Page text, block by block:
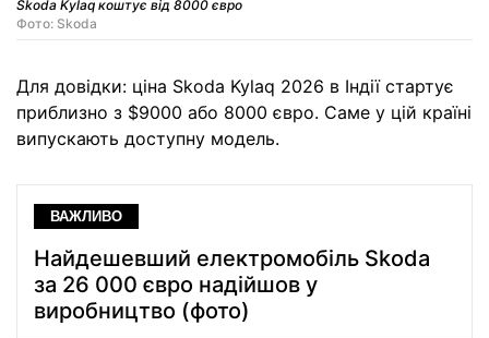
Skoda Kylaq коштує від 8000 євро
Фото: Skoda
Для довідки: ціна Skoda Kylaq 2026 в Індії стартує
приблизно з $9000 або 8000 євро. Саме у цій країні
випускають доступну модель.
ВАЖЛИВО
Найдешевший електромобіль Skoda
за 26 000 євро надійшов у
виробництво (фото)